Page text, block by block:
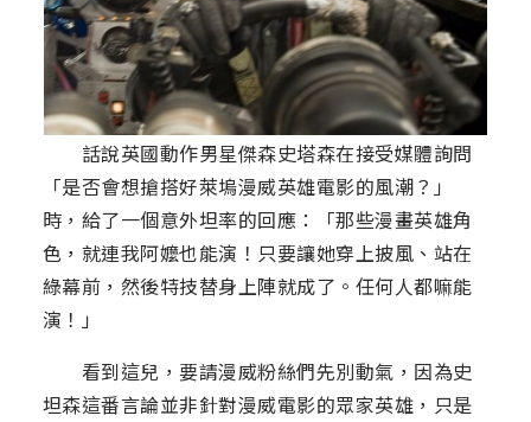
話說英國動作男星傑森史塔森在接受媒體詢問
「是否會想搶搭好萊塢漫威英雄電影的風潮？」
時，給了一個意外坦率的回應：「那些漫畫英雄角
色，就連我阿嬤也能演！只要讓她穿上披風、站在
綠幕前，然後特技替身上陣就成了。任何人都嘛能
演！」
看到這兒，要請漫威粉絲們先別動氣，因為史
坦森這番言論並非針對漫威電影的眾家英雄，只是